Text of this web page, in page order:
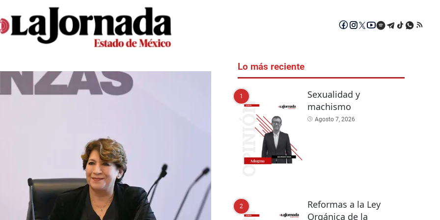
Lo más reciente
1
Sexualidad y
machismo
Agosto 7, 2026
2
Reformas a la Ley
Orgánica de la